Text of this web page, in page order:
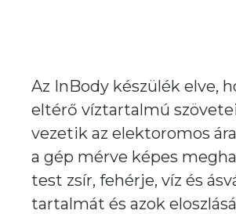
Az InBody készülék elve,
eltérő víztartalmú
vezetik az elektoromos
a gép mérve képes
test zsír, fehérje, víz és
tartalmát és azok